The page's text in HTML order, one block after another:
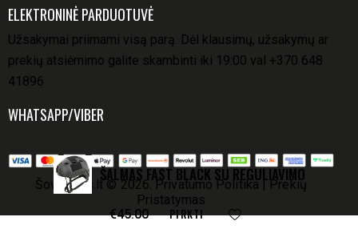
ELEKTRONINĖ PARDUOTUVĖ
Užsakymai priimami visą parą. Dėl klausimų, užsakymų ar
prekių atsiėmimo galite skambinti iki 19:00 val +370 648
41896
WHATSAPP/VIBER
Šovinukas.lt© 2026. Privatumo Politika |Prekių
Pristatymas
ŠALMAS FAST BLACK SU REGULIAVIMO
€45.00 PIRKTI